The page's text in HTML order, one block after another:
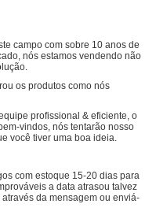
campo com sobre 10 anos de
nós estamos vendendo não
os produtos como nós
profissional & eficiente, o
vindos, nós tentarão nosso
você tiver uma boa ideia.
com estoque 15-20 dias para
a data atrasou talvez
da mensagem ou enviá-